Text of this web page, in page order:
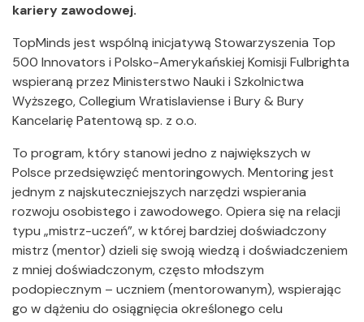
kariery zawodowej.
TopMinds jest wspólną inicjatywą Stowarzyszenia Top
500 Innovators i Polsko-Amerykańskiej Komisji Fulbrighta
wspieraną przez Ministerstwo Nauki i Szkolnictwa
Wyższego, Collegium Wratislaviense i Bury & Bury
Kancelarię Patentową sp. z o.o.
To program, który stanowi jedno z największych w
Polsce przedsięwzięć mentoringowych. Mentoring jest
jednym z najskuteczniejszych narzędzi wspierania
rozwoju osobistego i zawodowego. Opiera się na relacji
typu „mistrz-uczeń”, w której bardziej doświadczony
mistrz (mentor) dzieli się swoją wiedzą i doświadczeniem
z mniej doświadczonym, często młodszym
podopiecznym – uczniem (mentorowanym), wspierając
go w dążeniu do osiągnięcia określonego celu